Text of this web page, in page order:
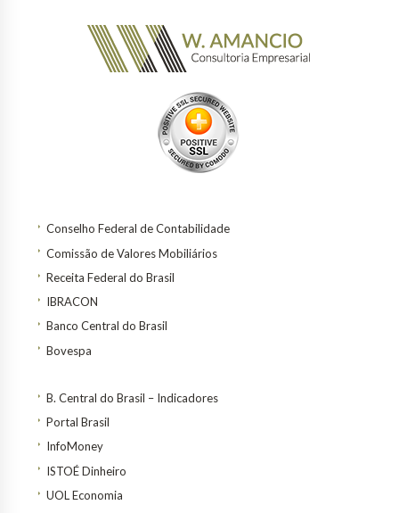
Conselho Federal de Contabilidade
Comissão de Valores Mobiliários
Receita Federal do Brasil
IBRACON
Banco Central do Brasil
Bovespa
B. Central do Brasil – Indicadores
Portal Brasil
InfoMoney
ISTOÉ Dinheiro
UOL Economia